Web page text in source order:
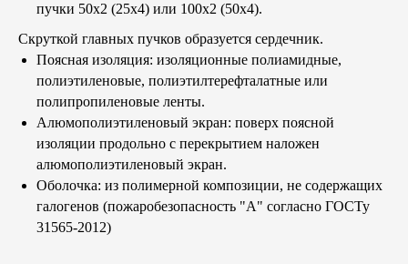
пучки 50х2 (25х4) или 100х2 (50х4).
Скруткой главных пучков образуется сердечник.
Поясная изоляция: изоляционные полиамидные,
полиэтиленовые, полиэтилтерефталатные или
полипропиленовые ленты.
Алюмополиэтиленовый экран: поверх поясной
изоляции продольно с перекрытием наложен
алюмополиэтиленовый экран.
Оболочка: из полимерной композиции, не содержащих
галогенов (пожаробезопасность "А" согласно ГОСТу
31565-2012)